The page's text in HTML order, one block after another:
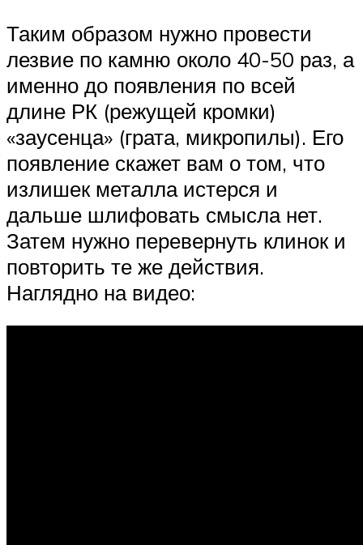
Таким образом нужно провести
лезвие по камню около 40-50 раз, а
именно до появления по всей
длине РК (режущей кромки)
«заусенца» (грата, микропилы). Его
появление скажет вам о том, что
излишек металла истерся и
дальше шлифовать смысла нет.
Затем нужно перевернуть клинок и
повторить те же действия.
Наглядно на видео: